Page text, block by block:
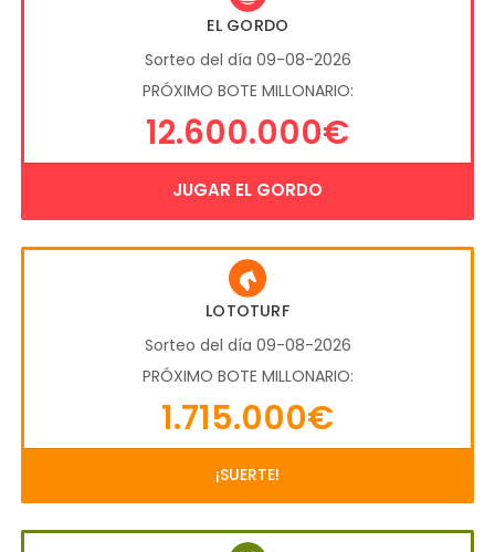
EL GORDO
Sorteo del día 09-08-2026
PRÓXIMO BOTE MILLONARIO:
12.600.000€
JUGAR EL GORDO
LOTOTURF
Sorteo del día 09-08-2026
PRÓXIMO BOTE MILLONARIO:
1.715.000€
¡SUERTE!